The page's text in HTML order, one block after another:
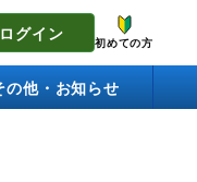
ログイン 初めての方
の他・お知らせ